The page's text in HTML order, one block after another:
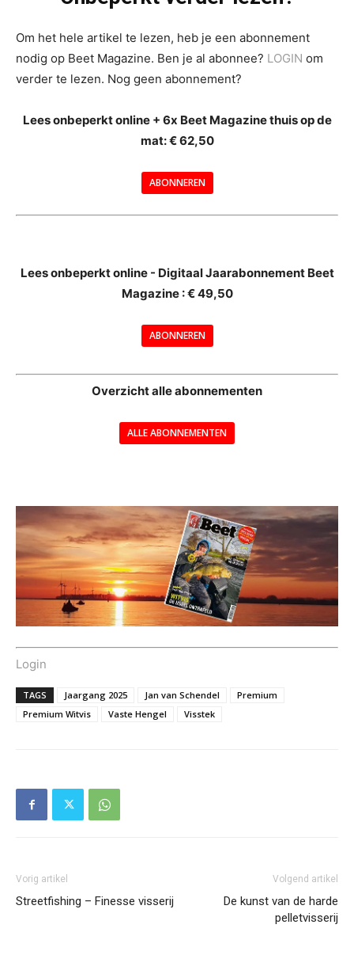
Om het hele artikel te lezen, heb je een abonnement
nodig op Beet Magazine. Ben je al abonnee? LOGIN om
verder te lezen. Nog geen abonnement?
Lees onbeperkt online + 6x Beet Magazine thuis op de
mat: € 62,50
ABONNEREN
Lees onbeperkt online - Digitaal Jaarabonnement Beet
Magazine : € 49,50
ABONNEREN
Overzicht alle abonnementen
ALLE ABONNEMENTEN
Login
TAGS Jaargang 2025 Jan van Schendel
Premium
Premium Witvis
Vaste Hengel Visstek
Vorig artikel
Streetfishing – Finesse visserij
Volgend artikel
De kunst van de harde
pelletvisserij